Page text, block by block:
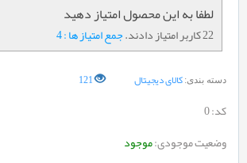
لطفا به این محصول امتیاز دهید
22 کاربر امتیاز دادند. جمع امتیاز ها : 4
دسته بندی: کالای دیجیتال 121
کد:0
وضعیت موجودی:موجود